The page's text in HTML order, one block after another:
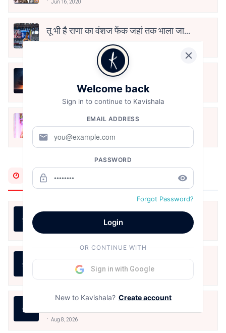
Jun 16, 2020
तू भी है राणा का वंशज फेंक जहां तक भाला जाए:
वाहिद अली वाहिद
May 12, 2024
मोहब्बत के सफ़र को एक हँसी आग़ाज़ दे देना -
Dec 24, 2021
Most Recent
18. थोड़ी थोड़ी शायर सी
17.थोड़ी थोड़ी शायर सी
Aug 8, 2026
बंद साँझ
Aug 8, 2026
Welcome back
Sign in to continue to Kavishala
EMAIL ADDRESS
mail
PASSWORD
lock_outline remove_red_eye
Forgot Password?
Login
OR CONTINUE WITH
Sign in with Google
New to Kavishala? Create account